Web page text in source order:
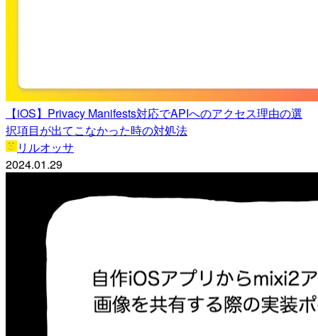
【iOS】Privacy Manifests対応でAPIへのアクセス理由の選
択項目が出てこなかった時の対処法
リルオッサ
2024.01.29